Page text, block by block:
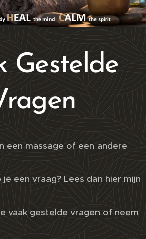
Gestelde
een massage of een andere
je een vraag? Lees dan hier mijn
vaak gestelde vragen of neem